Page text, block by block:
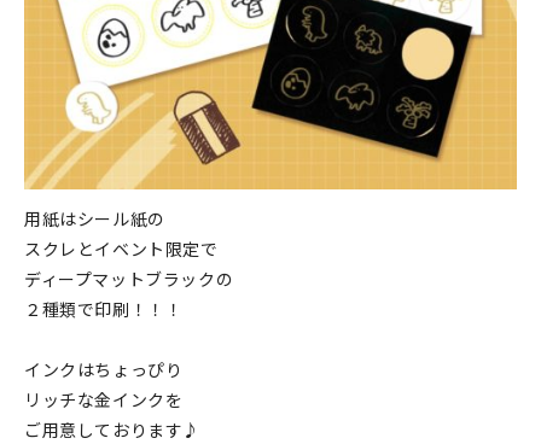
用紙はシール紙の
スクレとイベント限定で
ディープマットブラックの
２種類で印刷！！！
インクはちょっぴり
リッチな金インクを
ご用意しております♪